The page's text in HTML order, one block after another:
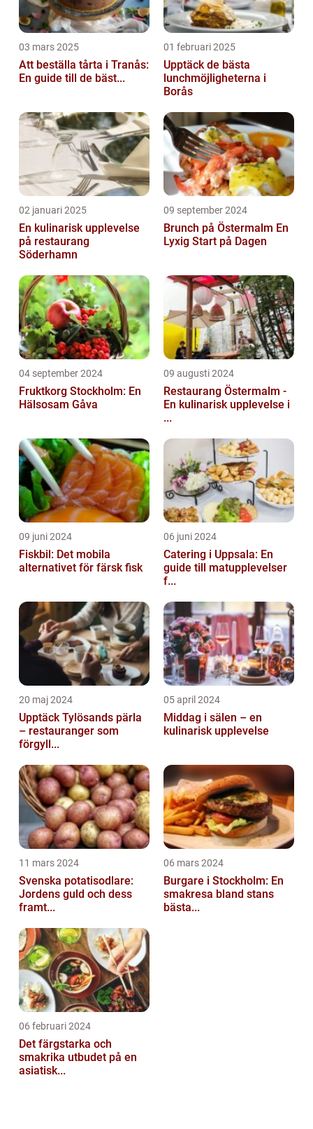
03 mars 2025
Att beställa tårta i Tranås:
En guide till de bäst...
01 februari 2025
Upptäck de bästa
lunchmöjligheterna i
Borås
02 januari 2025
En kulinarisk upplevelse
på restaurang
Söderhamn
09 september 2024
Brunch på Östermalm En
Lyxig Start på Dagen
04 september 2024
Fruktkorg Stockholm: En
Hälsosam Gåva
09 augusti 2024
Restaurang Östermalm -
En kulinarisk upplevelse i
...
09 juni 2024
Fiskbil: Det mobila
alternativet för färsk fisk
06 juni 2024
Catering i Uppsala: En
guide till matupplevelser
f...
20 maj 2024
Upptäck Tylösands pärla
– restauranger som
förgyll...
05 april 2024
Middag i sälen – en
kulinarisk upplevelse
11 mars 2024
Svenska potatisodlare:
Jordens guld och dess
framt...
06 mars 2024
Burgare i Stockholm: En
smakresa bland stans
bästa...
06 februari 2024
Det färgstarka och
smakrika utbudet på en
asiatisk...